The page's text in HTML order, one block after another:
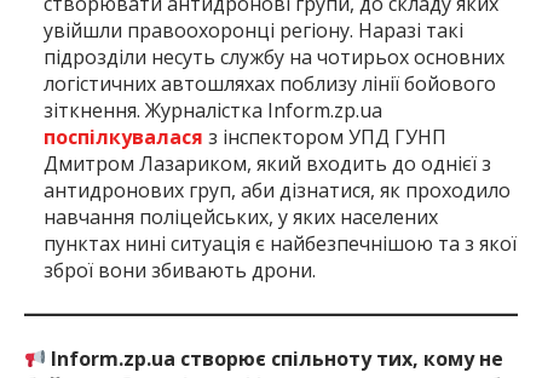
увійшли правоохоронці регіону. Наразі такі
підрозділи несуть службу на чотирьох основних
логістичних автошляхах поблизу лінії бойового
зіткнення. Журналістка Inform.zp.ua
поспілкувалася з інспектором УПД ГУНП
Дмитром Лазариком, який входить до однієї з
антидронових груп, аби дізнатися, як проходило
навчання поліцейських, у яких населених
пунктах нині ситуація є найбезпечнішою та з якої
зброї вони збивають дрони.
Inform.zp.ua створює спільноту тих, кому не